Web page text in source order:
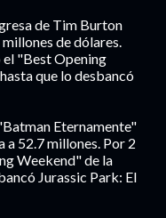
de Tim Burton
de dólares.
el "Best Opening
que lo desbancó
Eternamente"
a 52.7 millones. Por 2
Weekend" de la
Jurassic Park: El